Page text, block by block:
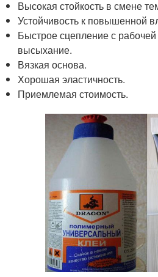
Высокая стойкость в смене
Устойчивость к повышенной
Быстрое сцепление с
высыхание.
Вязкая основа.
Хорошая эластичность.
Приемлемая стоимость.